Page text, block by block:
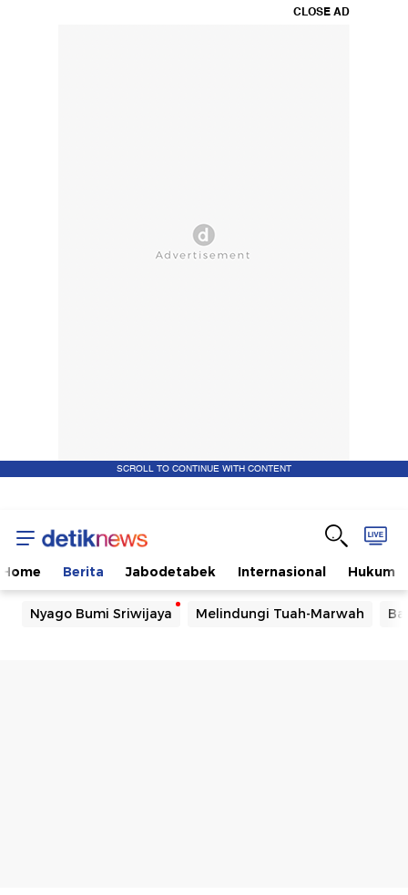
CLOSE AD
SCROLL TO CONTINUE WITH CONTENT
Home Berita Jabodetabek Internasional Hukum
Nyago Bumi Sriwijaya Melindungi Tuah-Marwah